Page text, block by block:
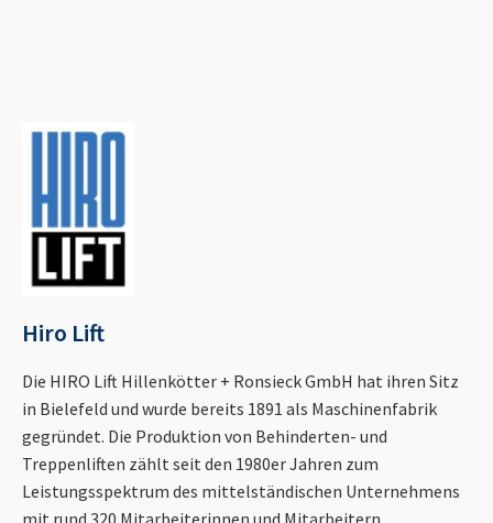
Hiro Lift
Die HIRO Lift Hillenkötter + Ronsieck GmbH hat ihren Sitz
in Bielefeld und wurde bereits 1891 als Maschinenfabrik
gegründet. Die Produktion von Behinderten- und
Treppenliften zählt seit den 1980er Jahren zum
Leistungsspektrum des mittelständischen Unternehmens
mit rund 320 Mitarbeiterinnen und Mitarbeitern.